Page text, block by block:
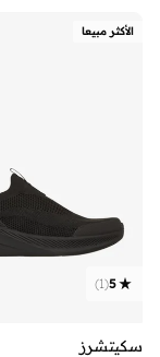
الأكثر مبيعا
5
(
1
)
سكيتشرز